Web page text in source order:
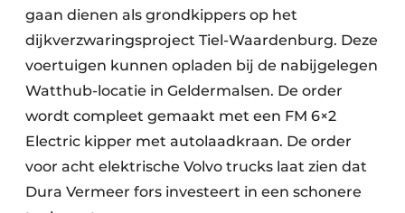
gaan dienen als grondkippers op het
dijkverzwaringsproject Tiel-Waardenburg. Deze
voertuigen kunnen opladen bij de nabijgelegen
Watthub-locatie in Geldermalsen. De order
wordt compleet gemaakt met een FM 6×2
Electric kipper met autolaadkraan. De order
voor acht elektrische Volvo trucks laat zien dat
Dura Vermeer fors investeert in een schonere